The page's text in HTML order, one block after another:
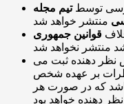
توسطتیم مجله
قوانین جمهوری
نظر دهنده ثبت می
بر عهده شخص
که در صورت هر